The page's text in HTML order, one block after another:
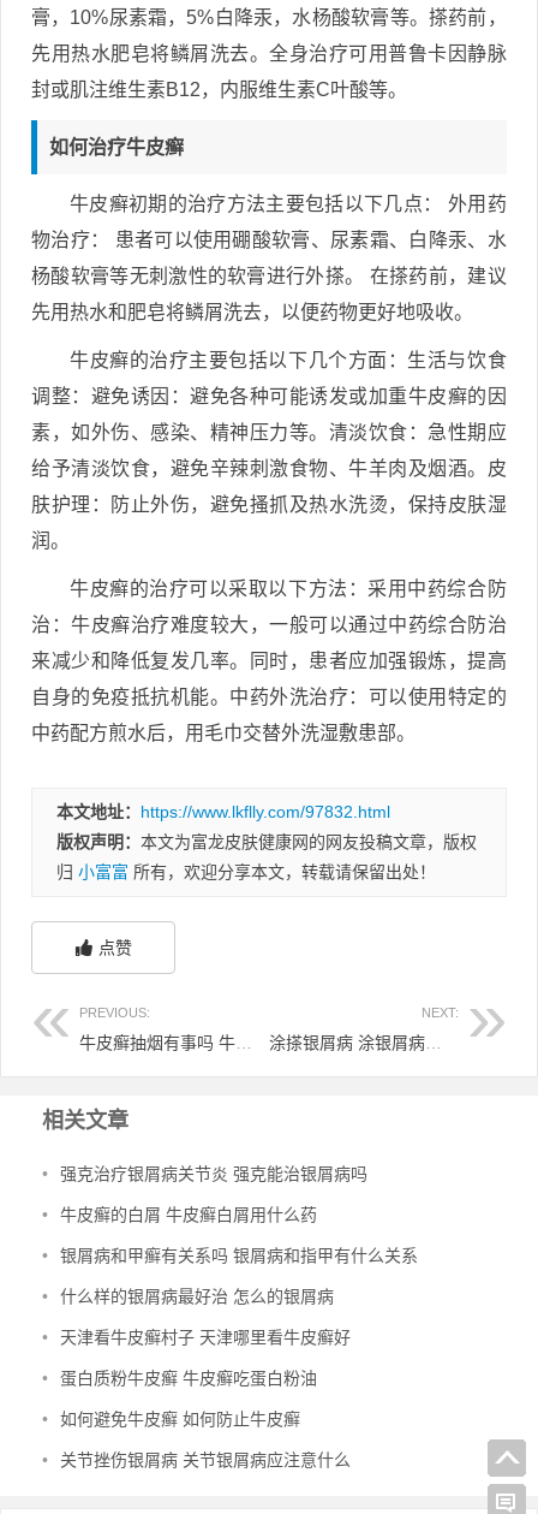
膏，10%尿素霜，5%白降汞，水杨酸软膏等。搽药前，
先用热水肥皂将鳞屑洗去。全身治疗可用普鲁卡因静脉
封或肌注维生素B12，内服维生素C叶酸等。
如何治疗牛皮癣
牛皮癣初期的治疗方法主要包括以下几点： 外用药
物治疗： 患者可以使用硼酸软膏、尿素霜、白降汞、水
杨酸软膏等无刺激性的软膏进行外搽。 在搽药前，建议
先用热水和肥皂将鳞屑洗去，以便药物更好地吸收。
牛皮癣的治疗主要包括以下几个方面：生活与饮食
调整：避免诱因：避免各种可能诱发或加重牛皮癣的因
素，如外伤、感染、精神压力等。清淡饮食：急性期应
给予清淡饮食，避免辛辣刺激食物、牛羊肉及烟酒。皮
肤护理：防止外伤，避免搔抓及热水洗烫，保持皮肤湿
润。
牛皮癣的治疗可以采取以下方法：采用中药综合防
治：牛皮癣治疗难度较大，一般可以通过中药综合防治
来减少和降低复发几率。同时，患者应加强锻炼，提高
自身的免疫抵抗机能。中药外洗治疗：可以使用特定的
中药配方煎水后，用毛巾交替外洗湿敷患部。
本文地址： https://www.lkflly.com/97832.html
版权声明： 本文为富龙皮肤健康网的网友投稿文章，版权
归 小富富 所有，欢迎分享本文，转载请保留出处！
点赞
PREVIOUS: NEXT:
涂搽银屑病 涂银屑病药膏最好的是什么
相关文章
• 强克治疗银屑病关节炎 强克能治银屑病吗
• 牛皮癣的白屑 牛皮癣白屑用什么药
• 银屑病和甲癣有关系吗 银屑病和指甲有什么关系
• 什么样的银屑病最好治 怎么的银屑病
• 天津看牛皮癣村子 天津哪里看牛皮癣好
• 蛋白质粉牛皮癣 牛皮癣吃蛋白粉油
• 如何避免牛皮癣 如何防止牛皮癣
• 关节挫伤银屑病 关节银屑病应注意什么